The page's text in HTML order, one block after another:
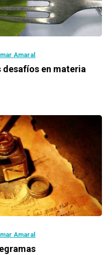
Amaral
desafíos en materia
Amaral